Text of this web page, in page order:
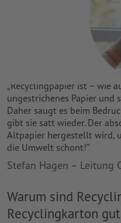
Warum sind
Recyclingkarton
„Recyclingpapier ist – wie
ungestrichenes Papier
Daher saugt es beim
gibt sie satt wieder. Der
Altpapier hergestellt wird,
die Umwelt schont!“
Stefan Hagen – Leitung